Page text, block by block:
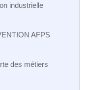
industrielle
AFPS
des métiers